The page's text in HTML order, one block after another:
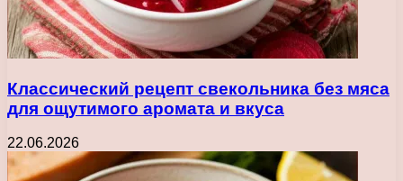
Классический рецепт свекольника без мяса
для ощутимого аромата и вкуса
22.06.2026